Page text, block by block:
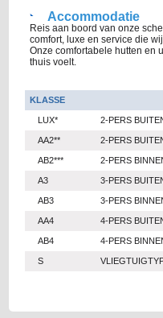
Accommodatie
Reis aan boord van onze
comfort, luxe en service die
Onze comfortabele hutten en
thuis voelt.
KLASSE
LUX* 2-PERS
AA2** 2-PERS
AB2*** 2-PERS
A3 3-PERS
AB3 3-PERS
AA4 4-PERS
AB4 4-PERS
S